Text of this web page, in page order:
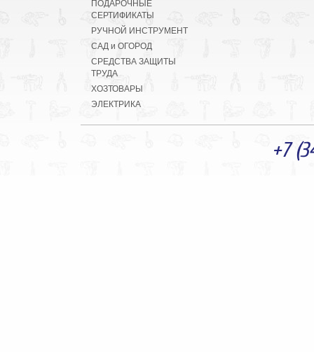
ПОДАРОЧНЫЕ
СЕРТИФИКАТЫ
РУЧНОЙ ИНСТРУМЕНТ
САД и ОГОРОД
СРЕДСТВА ЗАЩИТЫ
ТРУДА
ХОЗТОВАРЫ
ЭЛЕКТРИКА
+7